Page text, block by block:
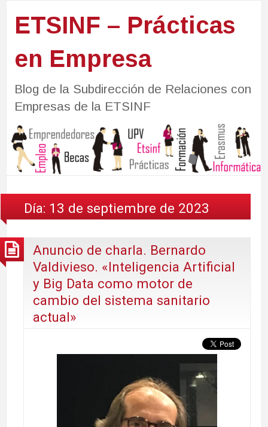
ETSINF – Prácticas
en Empresa
Blog de la Subdirección de Relaciones con
Empresas de la ETSINF
Día: 13 de septiembre de 2023
Anuncio de charla. Bernardo
Valdivieso. «Inteligencia Artificial
y Big Data como motor de
cambio del sistema sanitario
actual»